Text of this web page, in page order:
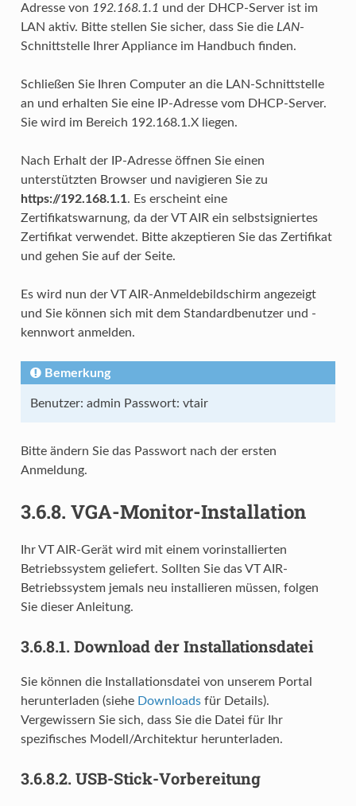
Adresse von 192.168.1.1 und der DHCP-Server ist im
LAN aktiv. Bitte stellen Sie sicher, dass Sie die LAN-
Schnittstelle Ihrer Appliance im Handbuch finden.
Schließen Sie Ihren Computer an die LAN-Schnittstelle
an und erhalten Sie eine IP-Adresse vom DHCP-Server.
Sie wird im Bereich 192.168.1.X liegen.
Nach Erhalt der IP-Adresse öffnen Sie einen
unterstützten Browser und navigieren Sie zu
https://192.168.1.1. Es erscheint eine
Zertifikatswarnung, da der VT AIR ein selbstsigniertes
Zertifikat verwendet. Bitte akzeptieren Sie das Zertifikat
und gehen Sie auf der Seite.
Es wird nun der VT AIR-Anmeldebildschirm angezeigt
und Sie können sich mit dem Standardbenutzer und -
kennwort anmelden.
Bemerkung
Benutzer: admin Passwort: vtair
Bitte ändern Sie das Passwort nach der ersten
Anmeldung.
3.6.8. VGA-Monitor-Installation
Ihr VT AIR-Gerät wird mit einem vorinstallierten
Betriebssystem geliefert. Sollten Sie das VT AIR-
Betriebssystem jemals neu installieren müssen, folgen
Sie dieser Anleitung.
3.6.8.1. Download der Installationsdatei
Sie können die Installationsdatei von unserem Portal
herunterladen (siehe Downloadsfür Details).
Vergewissern Sie sich, dass Sie die Datei für Ihr
spezifisches Modell/Architektur herunterladen.
3.6.8.2. USB-Stick-Vorbereitung